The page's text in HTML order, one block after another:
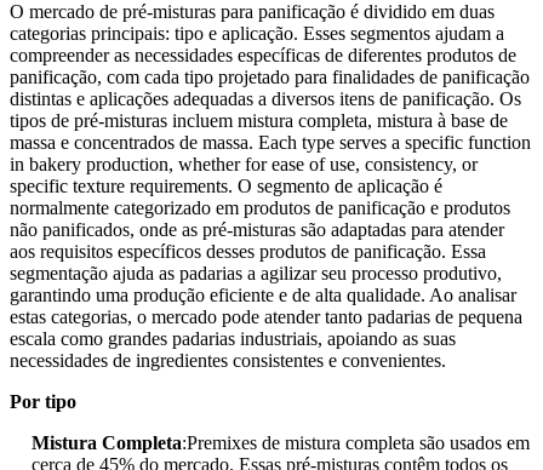
O mercado de pré-misturas para panificação é dividido em duas
categorias principais: tipo e aplicação. Esses segmentos ajudam a
compreender as necessidades específicas de diferentes produtos de
panificação, com cada tipo projetado para finalidades de panificação
distintas e aplicações adequadas a diversos itens de panificação. Os
tipos de pré-misturas incluem mistura completa, mistura à base de
massa e concentrados de massa. Each type serves a specific function
in bakery production, whether for ease of use, consistency, or
specific texture requirements. O segmento de aplicação é
normalmente categorizado em produtos de panificação e produtos
não panificados, onde as pré-misturas são adaptadas para atender
aos requisitos específicos desses produtos de panificação. Essa
segmentação ajuda as padarias a agilizar seu processo produtivo,
garantindo uma produção eficiente e de alta qualidade. Ao analisar
estas categorias, o mercado pode atender tanto padarias de pequena
escala como grandes padarias industriais, apoiando as suas
necessidades de ingredientes consistentes e convenientes.
Por tipo
Mistura Completa:Premixes de mistura completa são usados ​​em
cerca de 45% do mercado. Essas pré-misturas contêm todos os